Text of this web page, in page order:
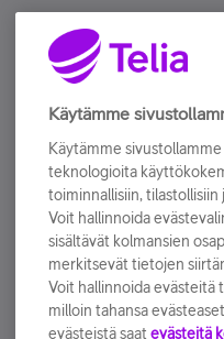
Älä jää paitsi –
Tilaa Telian uutiskirje
sähköpostiisi.
Tilaa nyt
Käytämme
Käytämme
teknologioita
toiminnallisiin,
Voit hallinnoida
sisältävät kolmansien
merkitsevät tietojen
Voit hallinnoida evästeitä
milloin tahansa
evästeistä saat evästeitä